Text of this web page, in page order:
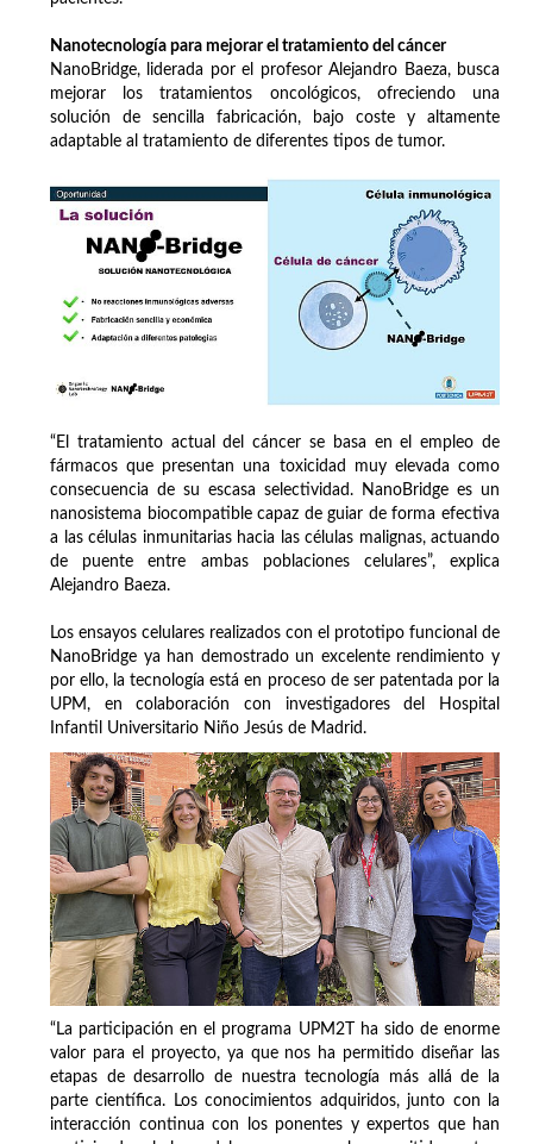
Nanotecnología para mejorar el tratamiento del cáncer
NanoBridge, liderada por el profesor Alejandro Baeza, busca
mejorar los tratamientos oncológicos, ofreciendo una
solución de sencilla fabricación, bajo coste y altamente
adaptable al tratamiento de diferentes tipos de tumor.
“El tratamiento actual del cáncer se basa en el empleo de
fármacos que presentan una toxicidad muy elevada como
consecuencia de su escasa selectividad. NanoBridge es un
nanosistema biocompatible capaz de guiar de forma efectiva
a las células inmunitarias hacia las células malignas, actuando
de puente entre ambas poblaciones celulares”, explica
Alejandro Baeza.
Los ensayos celulares realizados con el prototipo funcional de
NanoBridge ya han demostrado un excelente rendimiento y
por ello, la tecnología está en proceso de ser patentada por la
UPM, en colaboración con investigadores del Hospital
Infantil Universitario Niño Jesús de Madrid.
“La participación en el programa UPM2T ha sido de enorme
valor para el proyecto, ya que nos ha permitido diseñar las
etapas de desarrollo de nuestra tecnología más allá de la
parte científica. Los conocimientos adquiridos, junto con la
interacción continua con los ponentes y expertos que han